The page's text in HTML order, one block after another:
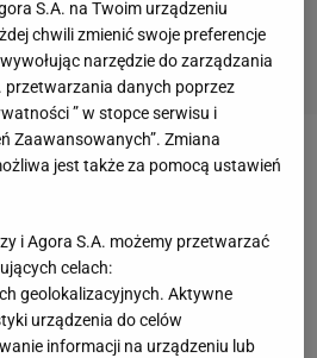
PLUS
kolejną rywalkę. Umacnia się
WTA
Świątek pokonanie
S.A. na Twoim urządzeniu
chwili zmienić swoje preferencje
narzędzie do zarządzania
danych poprzez
” w stopce serwisu i
Zaawansowanych”. Zmiana
jest także za pomocą ustawień
i Agora S.A. możemy przetwarzać
celach:
geolokalizacyjnych. Aktywne
urządzenia do celów
informacji na urządzeniu lub